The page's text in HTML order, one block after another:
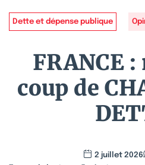
Dette et dépense publique
FRANCE
coup de
2 juillet 2026